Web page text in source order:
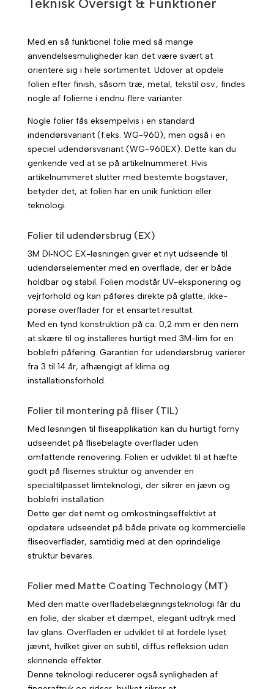
Teknisk Oversigt & Funktioner
Med en så funktionel folie med så mange
anvendelsesmuligheder kan det være svært at
orientere sig i hele sortimentet. Udover at opdele
folien efter finish, såsom træ, metal, tekstil osv., findes
nogle af folierne i endnu flere varianter.
Nogle folier fås eksempelvis i en standard
indendørsvariant (f.eks. WG-960), men også i en
speciel udendørsvariant (WG-960EX). Dette kan du
genkende ved at se på artikelnummeret. Hvis
artikelnummeret slutter med bestemte bogstaver,
betyder det, at folien har en unik funktion eller
teknologi.
Folier til udendørsbrug (EX)
3M DI‑NOC EX-løsningen giver et nyt udseende til
udendørselementer med en overflade, der er både
holdbar og stabil. Folien modstår UV-eksponering og
vejrforhold og kan påføres direkte på glatte, ikke-
porøse overflader for et ensartet resultat.
Med en tynd konstruktion på ca. 0,2 mm er den nem
at skære til og installeres hurtigt med 3M-lim for en
boblefri påføring. Garantien for udendørsbrug varierer
fra 3 til 14 år, afhængigt af klima og
installationsforhold.
Folier til montering på fliser (TIL)
Med løsningen til fliseapplikation kan du hurtigt forny
udseendet på flisebelagte overflader uden
omfattende renovering. Folien er udviklet til at hæfte
godt på flisernes struktur og anvender en
specialtilpasset limteknologi, der sikrer en jævn og
boblefri installation.
Dette gør det nemt og omkostningseffektivt at
opdatere udseendet på både private og kommercielle
fliseoverflader, samtidig med at den oprindelige
struktur bevares.
Folier med Matte Coating Technology (MT)
Med den matte overfladebelægningsteknologi får du
en folie, der skaber et dæmpet, elegant udtryk med
lav glans. Overfladen er udviklet til at fordele lyset
jævnt, hvilket giver en subtil, diffus refleksion uden
skinnende effekter.
Denne teknologi reducerer også synligheden af